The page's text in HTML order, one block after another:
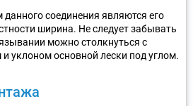
соединения являются его
ширина. Не следует забывать
можно столкнуться с
уклоном основной лески под углом.